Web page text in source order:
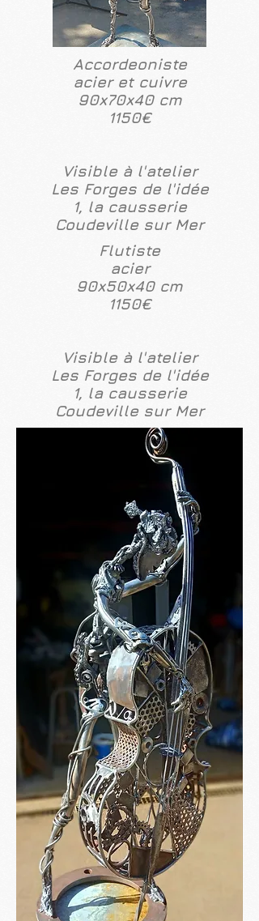
Accordeoniste
acier et cuivre
90x70x40 cm
1150€
Visible à l'atelier
Les Forges de l'idée
1, la causserie
Coudeville sur Mer
Flutiste
acier
90x50x40 cm
1150€
Visible à l'atelier
Les Forges de l'idée
1, la causserie
Coudeville sur Mer